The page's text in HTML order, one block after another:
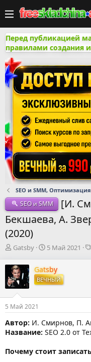
Перед публикацией
правилами создания
SEO и SMM,
SEO и SMM
[И.
Бекшаева, А.
(2020)
А
т
о
р
м
ы
Gatsby
Д
т
а
н
а
л
а
5 Май 2021
Gatsby
ВЕЧНЫЙ
5 Май 2021
Автор: И. Смирнов, П.
Название: SEO 2.0 от
Почему стоит